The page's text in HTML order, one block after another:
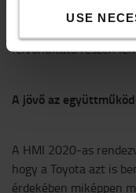
USE
előállított áram
felvonultató részen
A jövő az
A HMI 2020-as
hogy a Toyota azt is
érdekében miképpen